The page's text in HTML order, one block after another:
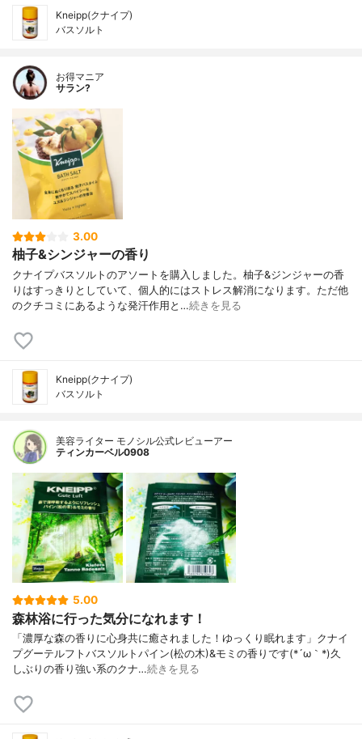
Kneipp(クナイプ)
バスソルト
お得マニア
サラン?
3.00
柚子&シンジャーの香り
クナイプバスソルトのアソートを購入しました。柚子&ジンジャーの香
りはすっきりとしていて、個人的にはストレス解消になります。ただ他
のクチコミにあるような発汗作用と…続きを見る
Kneipp(クナイプ)
バスソルト
美容ライター モノシル公式レビューアー
ティンカーベル0908
5.00
森林浴に行った気分になれます！
「濃厚な森の香りに心身共に癒されました！ゆっくり眠れます」クナイ
プグーテルフトバスソルトパイン(松の木)&モミの香りです(*´ω｀*)久
しぶりの香り強い系のクナ…続きを見る